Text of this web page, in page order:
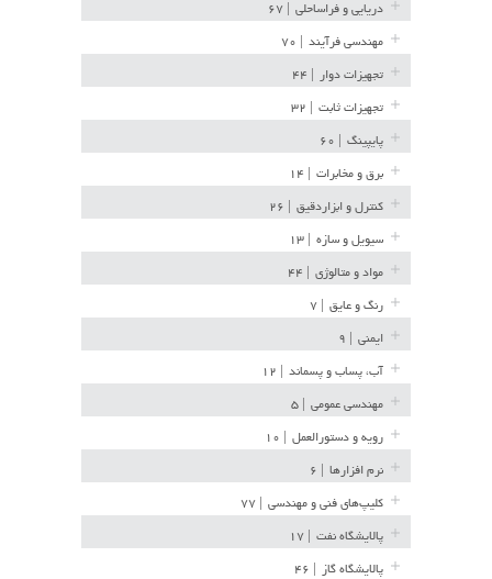
دریایی و فراساحلی
مهندسی فرآیند
تجهیزات دوار
تجهیزات ثابت
پایپینگ
برق و مخابرات
کنترل و ابزاردقیق
سیویل و سازه
مواد و متالوژی
رنگ و عایق
ایمنی
آب، پساب و پسماند
مهندسی عمومی
رویه و دستورالعمل
نرم افزارها
کلیپ‌های فنی و مهندسی
پالایشگاه نفت
پالایشگاه گاز